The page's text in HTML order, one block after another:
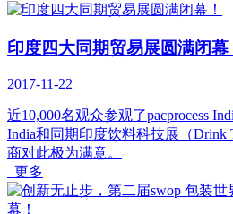
印度四大同期贸易展圆满闭幕
2017-11-22
近10,000名观众参观了pacprocess
India和同期印度饮料科技展（Drink
商对此极为满意。
更多